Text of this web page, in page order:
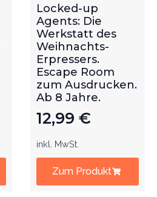
Locked-up
Agents: Die
Werkstatt des
Weihnachts-
Erpressers.
Escape Room
zum Ausdrucken.
Ab 8 Jahre.
12,99 €
inkl. MwSt.
Zum Produkt